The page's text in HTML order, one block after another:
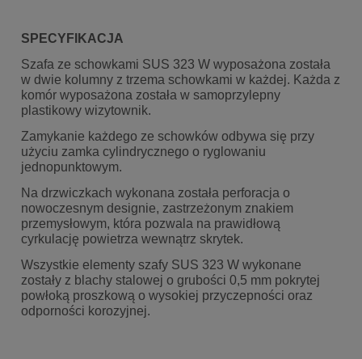
SPECYFIKACJA
Szafa ze schowkami SUS 323 W wyposażona została
w dwie kolumny z trzema schowkami w każdej. Każda z
komór wyposażona została w samoprzylepny
plastikowy wizytownik.
Zamykanie każdego ze schowków odbywa się przy
użyciu zamka cylindrycznego o ryglowaniu
jednopunktowym.
Na drzwiczkach wykonana została perforacja o
nowoczesnym designie, zastrzeżonym znakiem
przemysłowym, która pozwala na prawidłową
cyrkulację powietrza wewnątrz skrytek.
Wszystkie elementy szafy SUS 323 W wykonane
zostały z blachy stalowej o grubości 0,5 mm pokrytej
powłoką proszkową o wysokiej przyczepności oraz
odporności korozyjnej.